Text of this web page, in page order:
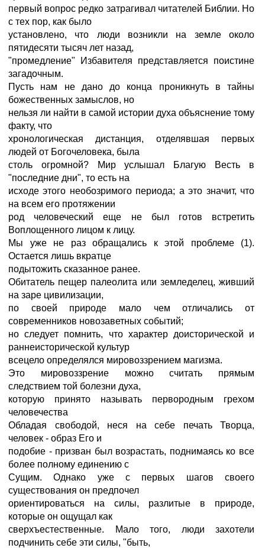
первый вопрос редко затрагивал читателей Библии. Но
с тех пор, как было
установлено, что люди возникли на земле около
пятидесяти тысяч лет назад,
"промедление" Избавителя представляется поистине
загадочным.
Пусть нам не дано до конца проникнуть в тайны
божественных замыслов, но
нельзя ли найти в самой истории духа объяснение тому
факту, что
хронологическая дистанция, отделявшая первых
людей от Богочеловека, была
столь огромной? Мир услышал Благую Весть в
"последние дни", то есть на
исходе этого необозримого периода; а это значит, что
на всем его протяжении
род человеческий еще не был готов встретить
Воплощенного лицом к лицу.
Мы уже не раз обращались к этой проблеме (1).
Остается лишь вкратце
подытожить сказанное ранее.
Обитатель пещер палеолита или земледелец, живший
на заре цивилизации,
по своей природе мало чем отличались от
современников новозаветных событий;
но следует помнить, что характер доисторической и
раннеисторической культур
всецело определялся мировоззрением магизма.
Это мировоззрение можно считать прямым
следствием той болезни духа,
которую принято называть первородным грехом
человечества
Обладая свободой, неся на себе печать Творца,
человек - образ Его и
подобие - призван был возрастать, поднимаясь ко все
более полному единению с
Сущим. Однако уже с первых шагов своего
существования он предпочел
ориентироваться на силы, разлитые в природе,
которые он ощущал как
сверхъестественные. Мало того, люди захотели
подчинить себе эти силы, "быть,